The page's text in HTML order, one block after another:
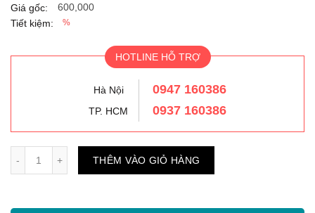
Giá gốc:
600,000
Tiết kiệm:
%
HOTLINE HỖ TRỢ
Hà Nội 0947 160386
TP. HCM 0937 160386
THÊM VÀO GIỎ HÀNG